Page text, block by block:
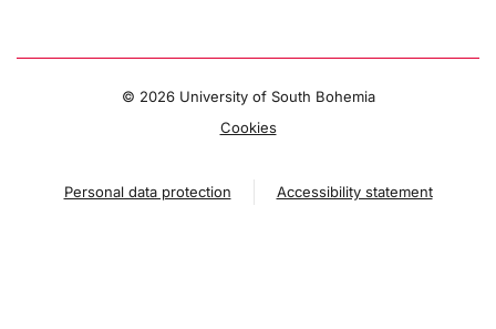
© 2026 University of South Bohemia
Cookies
Personal data protection Accessibility statement